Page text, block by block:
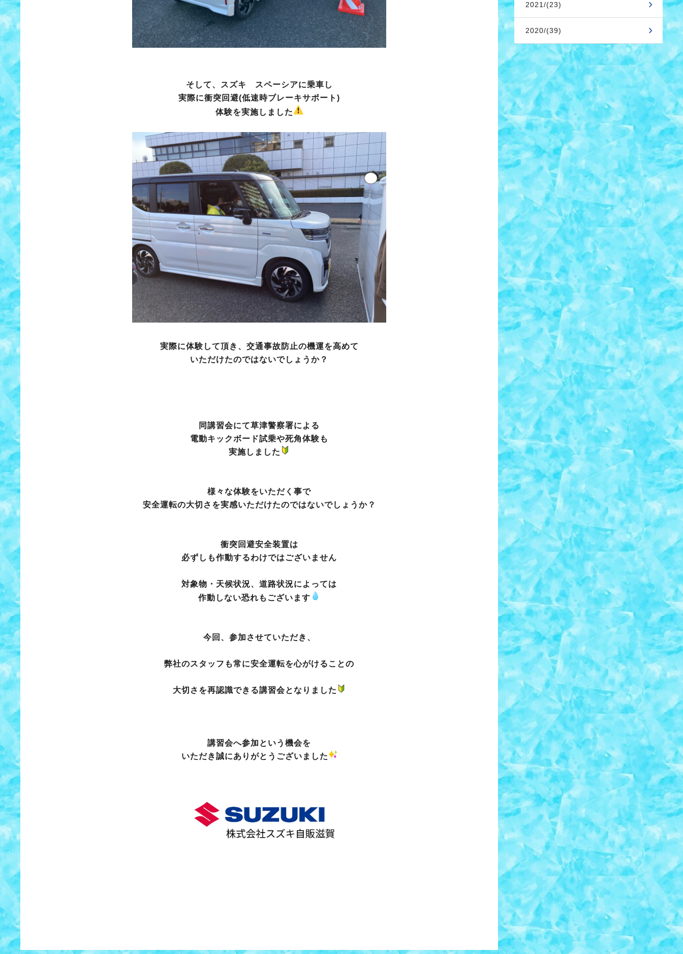
そして、スズキ スペーシアに乗車し
実際に衝突回避(低速時ブレーキサポート)
体験を実施しました
実際に体験して頂き、交通事故防止の機運を高めて
いただけたのではないでしょうか？
同講習会にて草津警察署による
電動キックボード試乗や死角体験も
実施しました
様々な体験をいただく事で
安全運転の大切さを実感いただけたのではないでしょうか？
衝突回避安全装置は
必ずしも作動するわけではございません
対象物・天候状況、道路状況によっては
作動しない恐れもございます
今回、参加させていただき、
弊社のスタッフも常に安全運転を心がけることの
大切さを再認識できる講習会となりました
講習会へ参加という機会を
いただき誠にありがとうございました
2021/(23)
2020/(39)